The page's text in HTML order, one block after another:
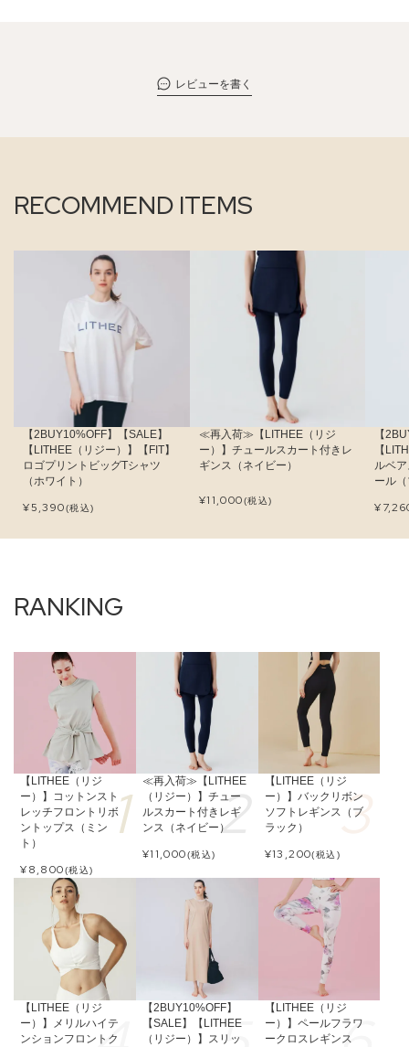
レビューを書く
RECOMMEND ITEMS
【2BUY10%OFF】【SALE】
【LITHEE（リジー）】【FIT】
ロゴプリントビッグTシャツ
（ホワイト）
¥5,390(税込)
≪再入荷≫【LITHEE（リジ
ー）】チュールスカート付きレ
ギンス（ネイビー）
¥11,000(税込)
【
【
ルベ
ール
¥
【LITHEE（リジ
ー）】コットンスト
レッチフロントリボ
ントップス（ミン
ト）
¥8,800(税込)
≪再入荷≫【LITHEE
（リジー）】チュー
ルスカート付きレギ
ンス（ネイビー）
¥11,000(税込)
【LITHEE（リジ
ー）】バックリボン
ソフトレギンス（ブ
ラック）
¥13,200(税込)
【LITHEE（リジ
ー）】メリルハイテ
ンションフロントク
【2BUY10%OFF】
【SALE】【LITHEE
（リジー）】スリッ
【LITHEE（リジ
ー）】ペールフラワ
ークロスレギンス